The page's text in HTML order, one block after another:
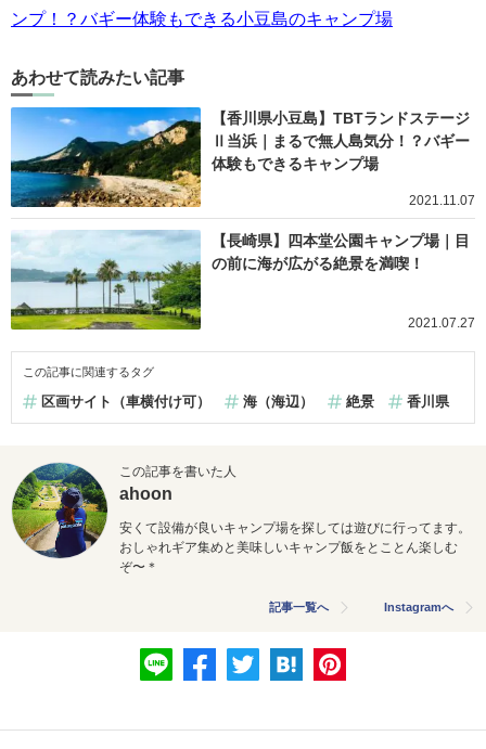
ンプ！？バギー体験もできる小豆島のキャンプ場
あわせて読みたい記事
【香川県小豆島】TBTランドステージ
Ⅱ当浜｜まるで無人島気分！？バギー
体験もできるキャンプ場
2021.11.07
【長崎県】四本堂公園キャンプ場｜目
の前に海が広がる絶景を満喫！
2021.07.27
この記事に関連するタグ
区画サイト（車横付け可） 海（海辺） 絶景 香川県
この記事を書いた人
ahoon
安くて設備が良いキャンプ場を探しては遊びに行ってます。
おしゃれギア集めと美味しいキャンプ飯をとことん楽しむ
ぞ〜＊
記事一覧へ Instagramへ